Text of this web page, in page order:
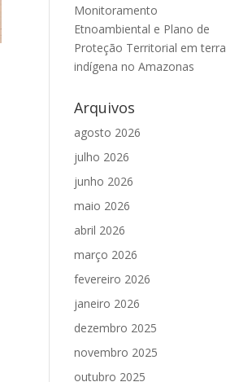
Monitoramento
Etnoambiental e Plano de
Proteção Territorial em terra
indígena no Amazonas
Arquivos
agosto 2026
julho 2026
junho 2026
maio 2026
abril 2026
março 2026
fevereiro 2026
janeiro 2026
dezembro 2025
novembro 2025
outubro 2025